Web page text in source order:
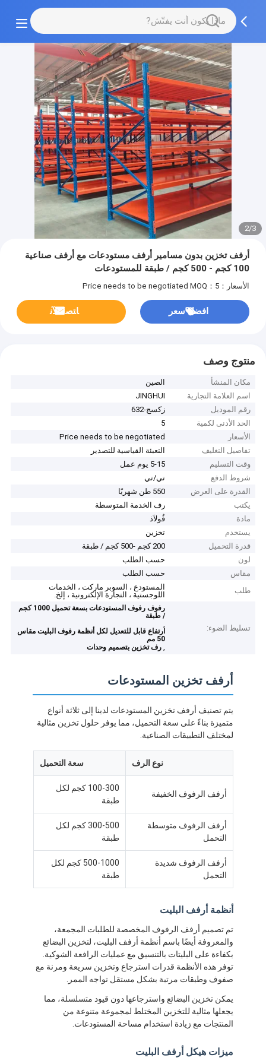
2/3
أرفف تخزين بدون مسامير أرفف مستودعات مع أرفف صناعية
100 كجم - 500 كجم / طبقة للمستودعات
الأسعار：Price needs to be negotiated MOQ：5
افضل سعر ﺎﺘﺼﻟ ﺍﻶﻧ
منتوج وصف
مكان المنشأ
الصين
اسم العلامة التجارية
JINGHUI
رقم الموديل
زكسج-632
الحد الأدنى لكمية
5
الأسعار
Price needs to be negotiated
تفاصيل التغليف
التعبئة القياسية للتصدير
وقت التسليم
5-15 يوم عمل
شروط الدفع
تي/تي
القدرة على العرض
550 طن شهريًا
يكتب
رف الخدمة المتوسطة
مادة
فُولاَذ
يستخدم
تخزين
قدرة التحميل
200 كجم -500 كجم / طبقة
لون
حسب الطلب
مقاس
حسب الطلب
طلب
المستودع ، السوبر ماركت ، الخدمات
اللوجستية ، التجارة الإلكترونية ، إلخ.
تسليط الضوء:
رفوف رفوف المستودعات بسعة تحميل 1000 كجم
/ طبقة
,
ارتفاع قابل للتعديل لكل أنظمة رفوف البليت مقاس
50 مم
,رف تخزين بتصميم وحدات
أرفف تخزين المستودعات
يتم تصنيف أرفف تخزين المستودعات لدينا إلى ثلاثة أنواع
متميزة بناءً على سعة التحميل، مما يوفر حلول تخزين مثالية
لمختلف التطبيقات الصناعية.
نوع الرف سعة التحميل
أرفف الرفوف الخفيفة
100-300 كجم لكل
طبقة
أرفف الرفوف متوسطة
التحمل
300-500 كجم لكل
طبقة
أرفف الرفوف شديدة
التحمل
500-1000 كجم لكل
طبقة
أنظمة أرفف البليت
تم تصميم أرفف الرفوف المخصصة للطلبات المجمعة،
والمعروفة أيضًا باسم أنظمة أرفف البليت، لتخزين البضائع
بكفاءة على البليتات بالتنسيق مع عمليات الرافعة الشوكية.
توفر هذه الأنظمة قدرات استرجاع وتخزين سريعة ومرنة مع
صفوف وطبقات مرتبة بشكل مستقل تواجه الممر.
يمكن تخزين البضائع واسترجاعها دون قيود متسلسلة، مما
يجعلها مثالية للتخزين المختلط لمجموعة متنوعة من
المنتجات مع زيادة استخدام مساحة المستودعات.
ميزات هيكل أرفف البليت